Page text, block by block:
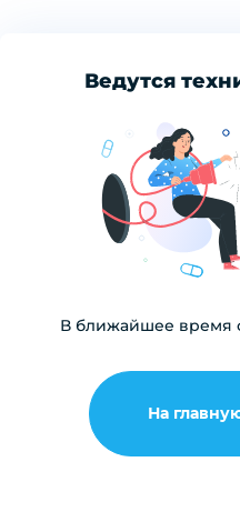
Ведутся
В ближайшее время
На